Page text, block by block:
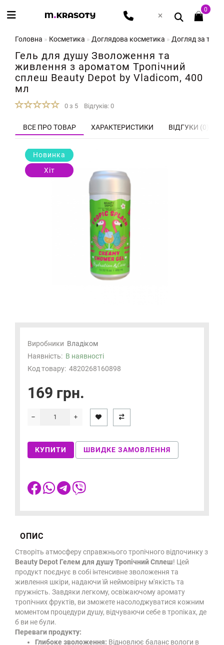
0
Головна Косметика Доглядова косметика Догляд за тілом
Гель для душу Зволоження та
живлення з ароматом Тропічний
сплеш Beauty Depot by Vladicom, 400
мл
0 з 5 Відгуків: 0
ВСЕ ПРО ТОВАР ХАРАКТЕРИСТИКИ ВІДГУКИ (0)
Новинка
Хіт
Виробники Владіком
Наявність: В наявності
Код товару: 4820268160898
169 грн.
КУПИТИ ШВИДКЕ ЗАМОВЛЕННЯ
ОПИС
Створіть атмосферу справжнього тропічного відпочинку з
Beauty Depot Гелем для душу Тропічний Сплеш! Цей
продукт поєднує в собі інтенсивне зволоження та
живлення шкіри, надаючи їй неймовірну м'якість та
пружність. Завдяки легкому, освіжаючому аромату
тропічних фруктів, ви зможете насолоджуватися кожним
моментом процедури душу, відчуваючи себе в тропіках, де
б ви не були.
Переваги продукту:
Глибоке зволоження: Відновлює баланс вологи в